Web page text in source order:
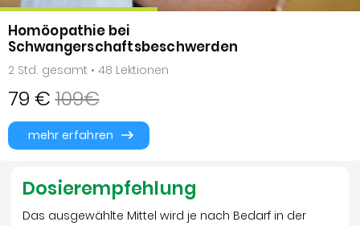
Homöopathie bei
Schwangerschaftsbeschwerden
2 Std. gesamt • 48 Lektionen
79 €109€
mehr erfahren
Dosierempfehlung
Das ausgewählte Mittel wird je nach Bedarf in der